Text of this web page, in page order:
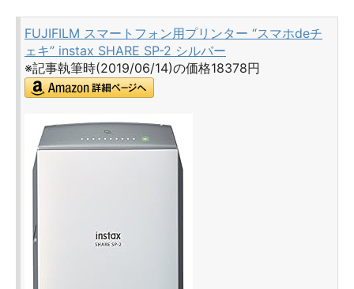
FUJIFILM スマートフォン用プリンター “スマホdeチ
ェキ” instax SHARE SP-2 シルバー
※記事執筆時(2019/06/14)の価格18378円